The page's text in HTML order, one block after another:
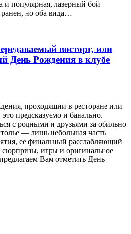
и популярная, лазерный бой
но оба вида…
восторг, или
День Рождения в клубе
проходящий в ресторане или
предсказуемо и банально.
с родными и друзьями за обильно
— лишь небольшая часть
ее финальный расслабляющий
сюрпризы, игры и оригинальное
Вам отметить День